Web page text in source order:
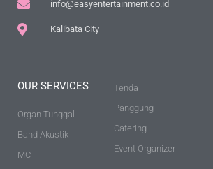
info@easyentertainment.co.id
Kalibata City
OUR SERVICES
Organ Tunggal
Band Akustik
MC
Tenda
Panggung
Catering
Event Organizer